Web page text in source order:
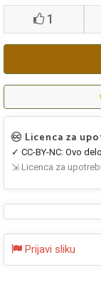
1
Licenca za
✓ CC-BY-NC: Ovo
⇲ Licenca za
Prijavi sliku